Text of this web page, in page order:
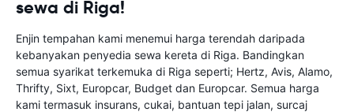
sewa di Riga!
Enjin tempahan kami menemui harga terendah daripada
kebanyakan penyedia sewa kereta di Riga. Bandingkan
semua syarikat terkemuka di Riga seperti; Hertz, Avis, Alamo,
Thrifty, Sixt, Europcar, Budget dan Europcar. Semua harga
kami termasuk insurans, cukai, bantuan tepi jalan, surcaj